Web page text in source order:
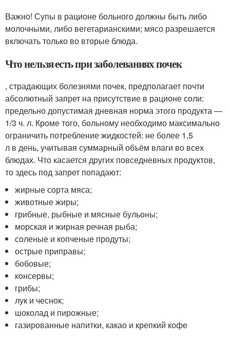
Важно! Супы в рационе больного должны быть либо
молочными, либо вегетарианскими; мясо разрешается
включать только во вторые блюда.
Что нельзя есть при заболеваниях почек
, страдающих болезнями почек, предполагает почти
абсолютный запрет на присутствие в рационе соли:
предельно допустимая дневная норма этого продукта —
1/3 ч. л. Кроме того, больному необходимо максимально
ограничить потребление жидкостей: не более 1,5
л в день, учитывая суммарный объём влаги во всех
блюдах. Что касается других повседневных продуктов,
то здесь под запрет попадают:
жирные сорта мяса;
животные жиры;
грибные, рыбные и мясные бульоны;
морская и жирная речная рыба;
соленые и копченые продуты;
острые приправы;
бобовые;
консервы;
грибы;
лук и чеснок;
шоколад и пирожные;
газированные напитки, какао и крепкий кофе